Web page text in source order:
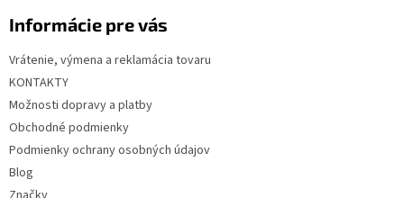
Informácie pre vás
Vrátenie, výmena a reklamácia tovaru
KONTAKTY
Možnosti dopravy a platby
Obchodné podmienky
Podmienky ochrany osobných údajov
Blog